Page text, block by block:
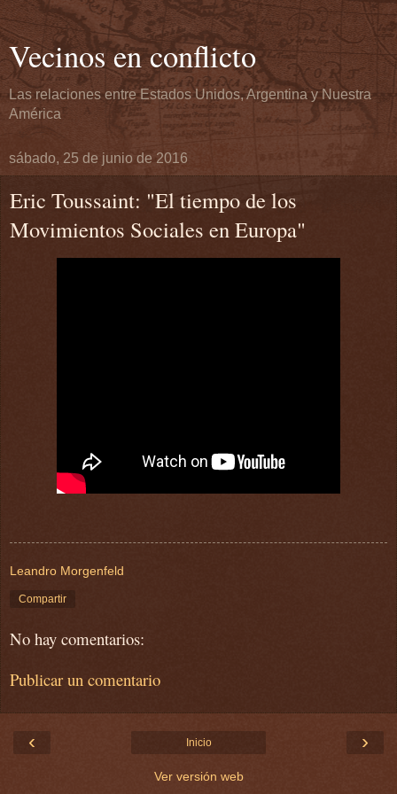
Vecinos en conflicto
Las relaciones entre Estados Unidos, Argentina y Nuestra
América
sábado, 25 de junio de 2016
Eric Toussaint: "El tiempo de los
Movimientos Sociales en Europa"
Leandro Morgenfeld
Compartir
No hay comentarios:
Publicar un comentario
‹ ›
Inicio
Ver versión web